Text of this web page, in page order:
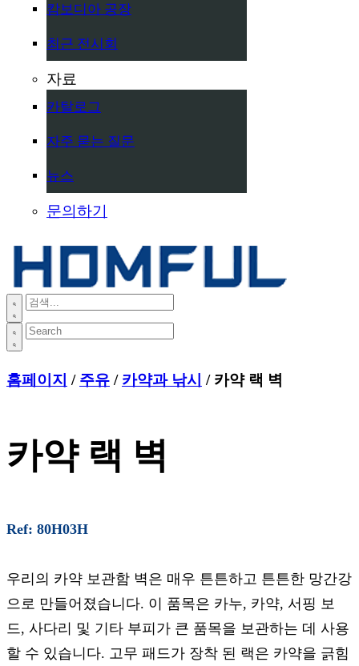
캄보디아 공장
최근 전시회
자료
카탈로그
자주 묻는 질문
뉴스
문의하기
홈페이지 / 주유 / 카약과 낚시 / 카약 랙 벽
카약 랙 벽
Ref: 80H03H
우리의 카약 보관함 벽은 매우 튼튼하고 튼튼한 망간강
으로 만들어졌습니다. 이 품목은 카누, 카약, 서핑 보
드, 사다리 및 기타 부피가 큰 품목을 보관하는 데 사용
할 수 있습니다. 고무 패드가 장착 된 랙은 카약을 긁힘